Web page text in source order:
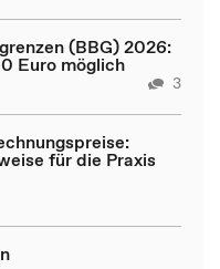
(BBG) 2026:
Euro möglich
3
für die Praxis